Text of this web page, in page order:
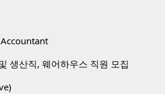
생산직, 웨어하우스 직원 모집